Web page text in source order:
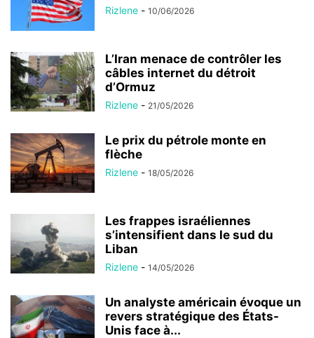
Rizlene - 10/06/2026
L’Iran menace de contrôler les
câbles internet du détroit
d’Ormuz
Rizlene - 21/05/2026
Le prix du pétrole monte en
flèche
Rizlene - 18/05/2026
Les frappes israéliennes
s’intensifient dans le sud du
Liban
Rizlene - 14/05/2026
Un analyste américain évoque un
revers stratégique des États-
Unis face à...